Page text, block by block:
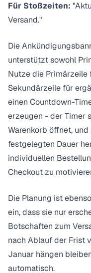
Für Stoßzeiten:
Versand."
Die
unterstützt sowohl
Nutze die Primärzeile
Sekundärzeile für
einen Countdown-
erzeugen - der Timer
Warenkorb öffnet,
festgelegten Dauer
individuellen
Checkout zu
Die Planung ist
ein, dass sie nur
Botschaften zum
nach Ablauf der Frist
Januar hängen
automatisch.